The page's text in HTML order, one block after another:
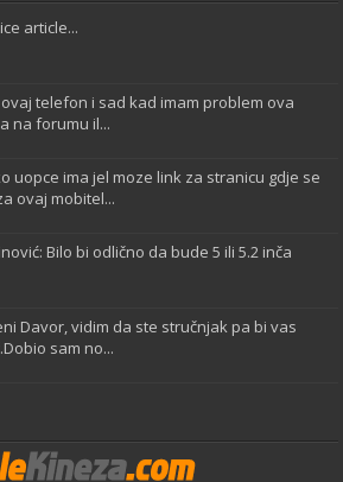
article...
telefon i sad kad imam problem ova
na forumu il...
uopce ima jel moze link za stranicu gdje se
ovaj mobitel...
Bilo bi odlično da bude 5 ili 5.2 inča
Davor, vidim da ste stručnjak pa bi vas
sam no...